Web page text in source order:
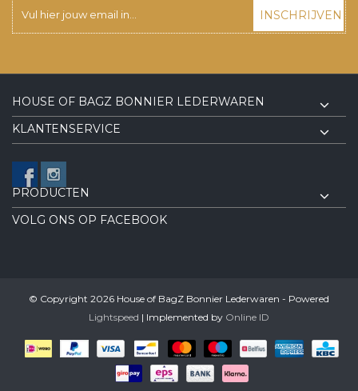
INSCHRIJVEN
HOUSE OF BAGZ BONNIER LEDERWAREN
KLANTENSERVICE
PRODUCTEN
VOLG ONS OP FACEBOOK
© Copyright 2026 House of BagZ Bonnier Lederwaren - Powered
Lightspeed | Implemented by Online ID